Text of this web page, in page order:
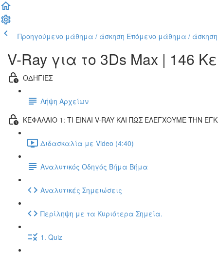
Προηγούμενο μάθημα / άσκηση Επόμενο μάθημα / άσκηση
V-Ray για το 3Ds Max | 146
ΟΔΗΓΙΕΣ
Λήψη Αρχείων
ΚΕΦΑΛΑΙΟ 1: ΤΙ ΕΙΝΑΙ V-RAY ΚΑΙ ΠΩΣ ΕΛΕΓΧΟΥΜΕ ΤΗΝ
Διδασκαλία με Video (4:40)
Αναλυτικός Οδηγός Βήμα Βήμα
Αναλυτικές Σημειώσεις
Περίληψη με τα Κυριότερα Σημεία.
1. Quiz